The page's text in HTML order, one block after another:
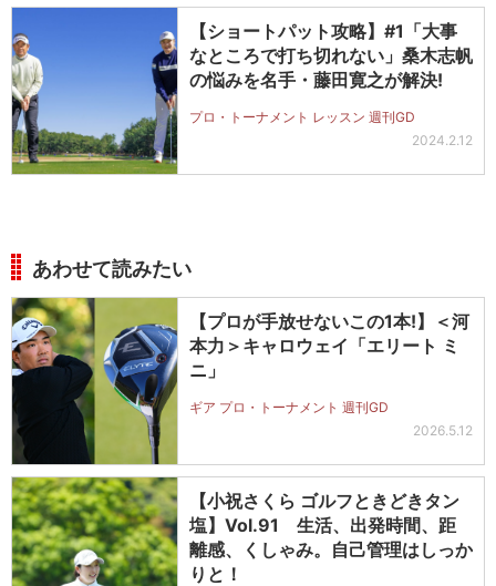
【ショートパット攻略】#1「大事
なところで打ち切れない」桑木志帆
の悩みを名手・藤田寛之が解決!
プロ・トーナメント レッスン 週刊GD
2024.2.12
あわせて読みたい
【プロが手放せないこの1本!】＜河
本力＞キャロウェイ「エリート ミ
ニ」
ギア プロ・トーナメント 週刊GD
2026.5.12
【小祝さくら ゴルフときどきタン
塩】Vol.91 生活、出発時間、距
離感、くしゃみ。自己管理はしっか
りと！